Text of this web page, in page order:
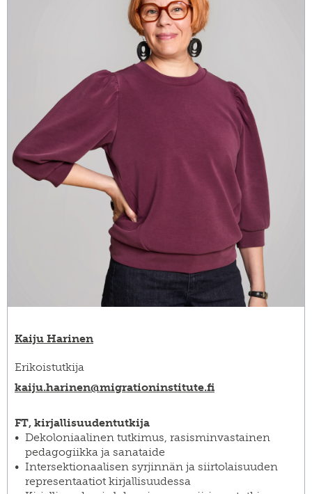
Kaiju Harinen
Erikoistutkija
kaiju.harinen@​migrationinstitute.fi
FT, kirjallisuudentutkija
Dekoloniaalinen tutkimus, rasisminvastainen
pedagogiikka ja sanataide
Intersektionaalisen syrjinnän ja siirtolaisuuden
representaatiot kirjallisuudessa